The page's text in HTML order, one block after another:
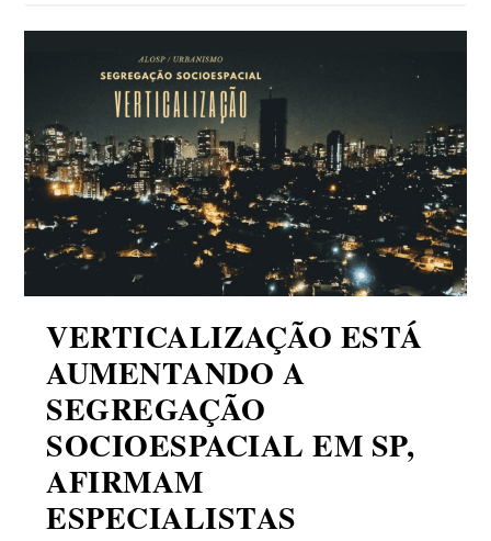
VERTICALIZAÇÃO ESTÁ
AUMENTANDO A
SEGREGAÇÃO
SOCIOESPACIAL EM SP,
AFIRMAM
ESPECIALISTAS